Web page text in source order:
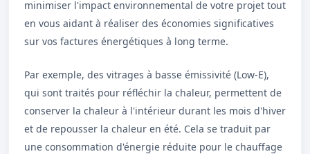
minimiser l'impact environnemental de votre projet tout
en vous aidant à réaliser des économies significatives
sur vos factures énergétiques à long terme.
Par exemple, des vitrages à basse émissivité (Low-E),
qui sont traités pour réfléchir la chaleur, permettent de
conserver la chaleur à l'intérieur durant les mois d'hiver
et de repousser la chaleur en été. Cela se traduit par
une consommation d'énergie réduite pour le chauffage